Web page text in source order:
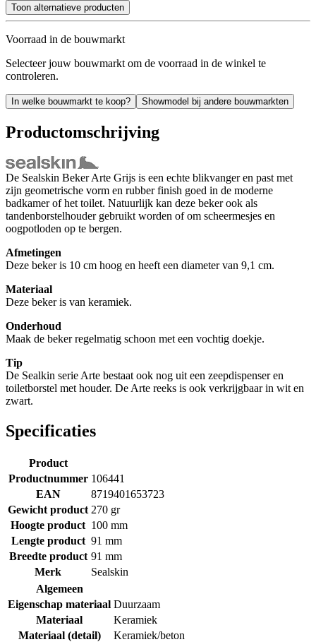
Toon alternatieve producten
Voorraad in de bouwmarkt
Selecteer jouw bouwmarkt om de voorraad in de winkel te
controleren.
In welke bouwmarkt te koop? Showmodel bij andere bouwmarkten
Productomschrijving
De Sealskin Beker Arte Grijs is een echte blikvanger en past met
zijn geometrische vorm en rubber finish goed in de moderne
badkamer of het toilet. Natuurlijk kan deze beker ook als
tandenborstelhouder gebruikt worden of om scheermesjes en
oogpotloden op te bergen.
Afmetingen
Deze beker is 10 cm hoog en heeft een diameter van 9,1 cm.
Materiaal
Deze beker is van keramiek.
Onderhoud
Maak de beker regelmatig schoon met een vochtig doekje.
Tip
De Sealkin serie Arte bestaat ook nog uit een zeepdispenser en
toiletborstel met houder. De Arte reeks is ook verkrijgbaar in wit en
zwart.
Specificaties
Product
Productnummer 106441
EAN
8719401653723
Gewicht product 270 gr
Hoogte product 100 mm
Lengte product 91 mm
Breedte product 91 mm
Merk
Sealskin
Algemeen
Eigenschap materiaal Duurzaam
Materiaal
Keramiek
Materiaal (detail)
Keramiek/beton